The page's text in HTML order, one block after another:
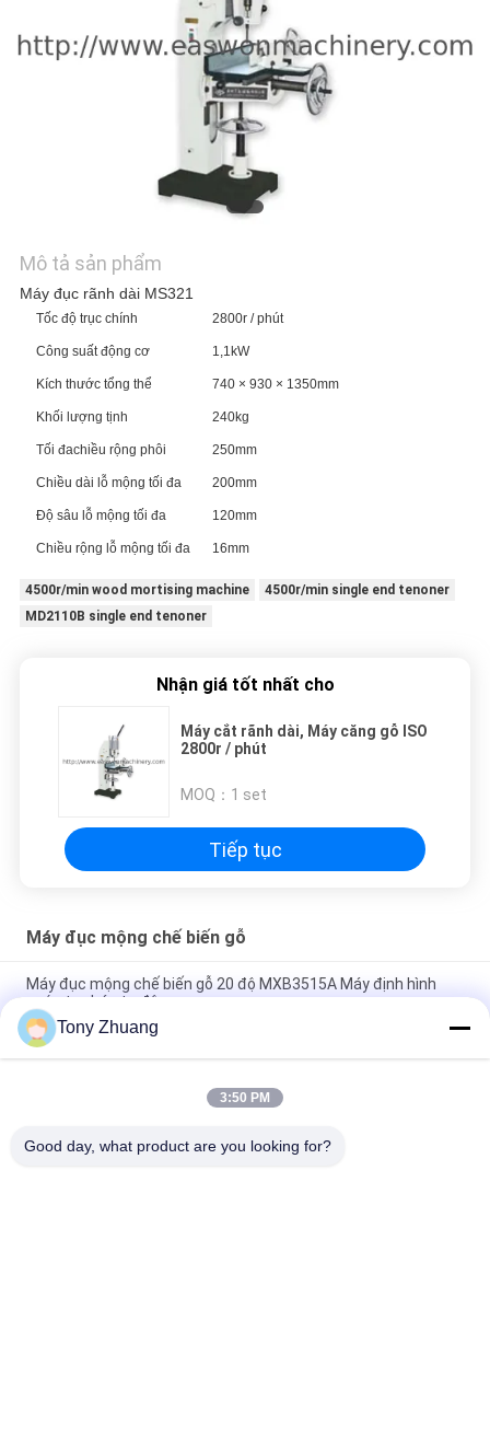
TIN
GIÁ
SƠ
ĐỒ
TRANG
WEB
PRIVACY
POLICY
Mô tả sản phẩm
Máy đục rãnh dài MS321
Tốc độ trục chính 2800r / phút
Công suất động cơ 1,1kW
Kích thước tổng thể 740 × 930 × 1350mm
Khối lượng tịnh 240kg
Tối đachiều rộng phôi 250mm
Chiều dài lỗ mộng tối đa 200mm
Độ sâu lỗ mộng tối đa 120mm
Chiều rộng lỗ mộng tối đa 16mm
4500r/min wood mortising machine
4500r/min single end tenoner
MD2110B single end tenoner
Nhận giá tốt nhất cho
Máy cắt rãnh dài, Máy căng gỗ ISO
2800r / phút
MOQ： 1 set
Tiếp tục
Máy đục mộng chế biến gỗ
Máy đục mộng chế biến gỗ 20 độ MXB3515A Máy định hình
ngón tay bán tự động
Máy khoan mộng 20D, Máy chế biến gỗ trục chính đơn đứng
MS362B
2840r / phút Máy đục mộng chế biến gỗ MX3510A MX3516
Tony Zhuang
3:50 PM
Good day, what product are you looking for?